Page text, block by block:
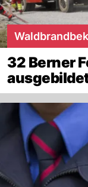
32 Berner